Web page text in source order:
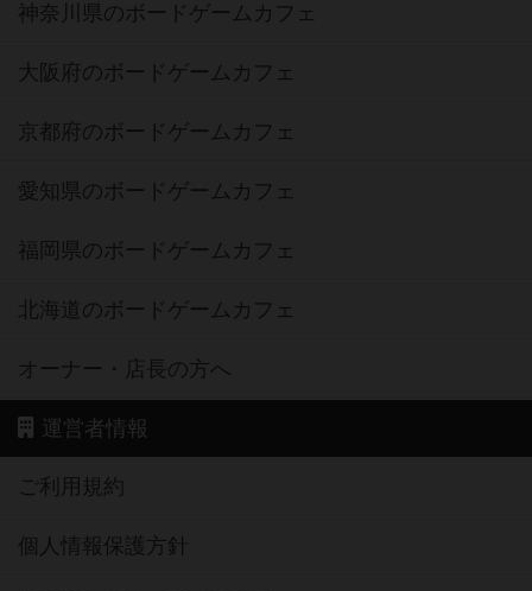
神奈川県のボードゲームカフェ
大阪府のボードゲームカフェ
京都府のボードゲームカフェ
愛知県のボードゲームカフェ
福岡県のボードゲームカフェ
北海道のボードゲームカフェ
オーナー・店長の方へ
運営者情報
ご利用規約
個人情報保護方針